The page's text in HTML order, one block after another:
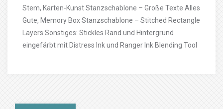
Stem, Karten-Kunst Stanzschablone – Große Texte Alles
Gute, Memory Box Stanzschablone – Stitched Rectangle
Layers Sonstiges: Stickles Rand und Hintergrund
eingefärbt mit Distress Ink und Ranger Ink Blending Tool